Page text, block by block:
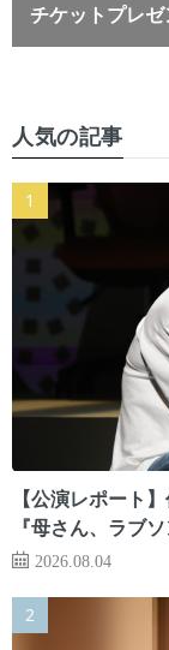
チケットプレゼ
人気の記事
【公演レポート
『母さん、ラブ
2026.08.04